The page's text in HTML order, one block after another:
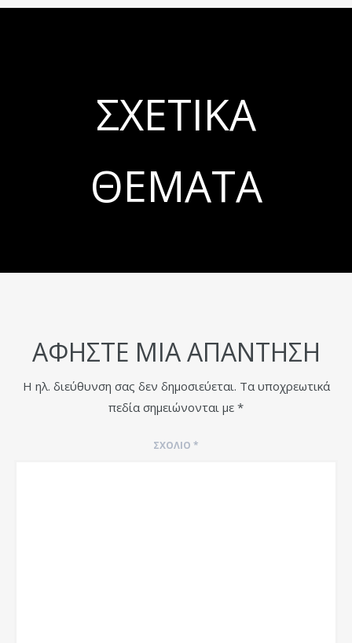
ΣΧΕΤΙΚΆ
ΘΈΜΑΤΑ
ΑΦΉΣΤΕ ΜΙΑ ΑΠΆΝΤΗΣΗ
Η ηλ. διεύθυνση σας δεν δημοσιεύεται. Τα υποχρεωτικά
πεδία σημειώνονται με *
ΣΧΌΛΙΟ *